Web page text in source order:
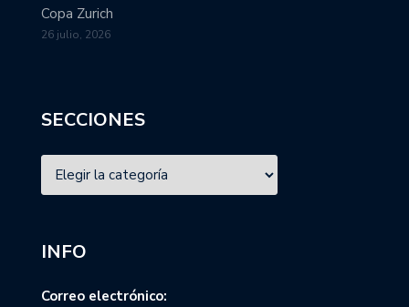
Copa Zurich
26 julio, 2026
SECCIONES
INFO
Correo electrónico: